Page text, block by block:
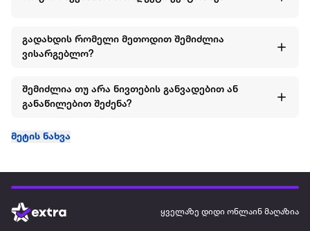
გადახდის რომელი მეთოდით შემიძლია
ვისარგებლო?
შემიძლია თუ არა ნივთების განვადებით ან
განაწილებით შეძენა?
მეტის ნახვა
ყველაზე დიდი ონლაინ მაღაზია